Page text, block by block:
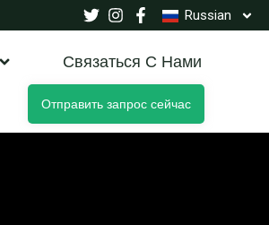
Russian
Связаться С Нами
Отправить запрос сейчас